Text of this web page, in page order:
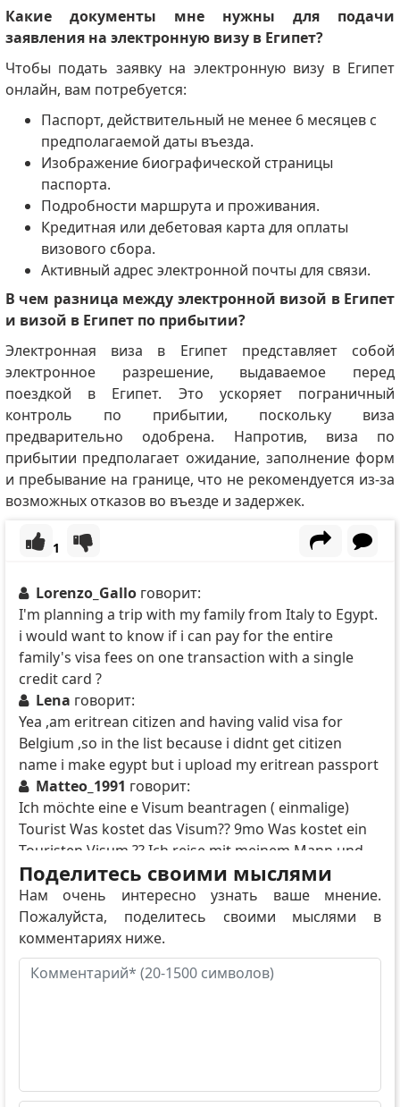
Какие документы мне нужны для подачи
заявления на электронную визу в Египет?
Чтобы подать заявку на электронную визу в Египет
онлайн, вам потребуется:
Паспорт, действительный не менее 6 месяцев с
предполагаемой даты въезда.
Изображение биографической страницы
паспорта.
Подробности маршрута и проживания.
Кредитная или дебетовая карта для оплаты
визового сбора.
Активный адрес электронной почты для связи.
В чем разница между электронной визой в Египет
и визой в Египет по прибытии?
Электронная виза в Египет представляет собой
электронное разрешение, выдаваемое перед
поездкой в ​​Египет. Это ускоряет пограничный
контроль по прибытии, поскольку виза
предварительно одобрена. Напротив, виза по
прибытии предполагает ожидание, заполнение форм
и пребывание на границе, что не рекомендуется из-за
возможных отказов во въезде и задержек.
1
Lorenzo_Gallo говорит:
I'm planning a trip with my family from Italy to Egypt.
i would want to know if i can pay for the entire
family's visa fees on one transaction with a single
credit card ?
Lena говорит:
Yea ,am eritrean citizen and having valid visa for
Belgium ,so in the list because i didnt get citizen
name i make egypt but i upload my eritrean passport
Matteo_1991 говорит:
Ich möchte eine e Visum beantragen ( einmalige)
Tourist Was kostet das Visum?? 9mo Was kostet ein
Touristen Visum ?? Ich reise mit meinem Mann und
meine zwei Kinder nach marsa aalam für eine Woche
Von 11.06. Bis 18.06.
Glen H Smith говорит:
I’m 74 years old, a retired teacher and I want to see
Egypt— my USA passport expires soon and I have a
New Costa Rica passport…HOW MUCH IS A 30 day
Поделитесь своими мыслями
Нам очень интересно узнать ваше мнение.
Пожалуйста, поделитесь своими мыслями в
комментариях ниже.